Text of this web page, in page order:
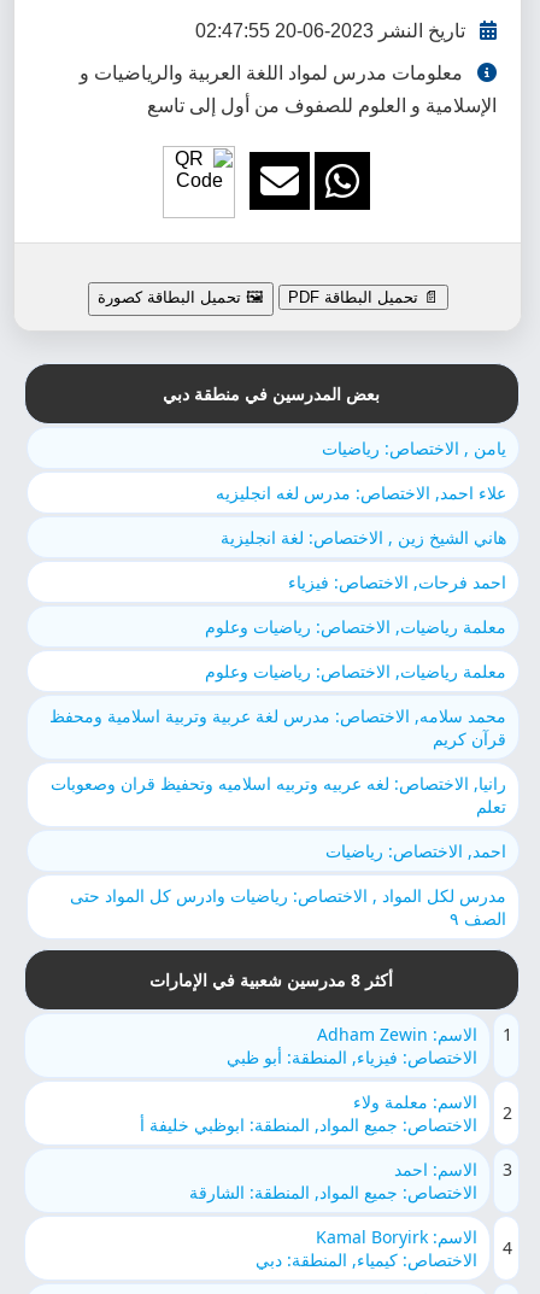
تاريخ النشر 2023-06-20 02:47:55
معلومات مدرس لمواد اللغة العربية والرياضيات و
الإسلامية و العلوم للصفوف من أول إلى تاسع
📄 تحميل البطاقة PDF 🖼️ تحميل البطاقة كصورة
بعض المدرسين في منطقة دبي
يامن , الاختصاص: رياضيات
علاء احمد, الاختصاص: مدرس لغه انجليزيه
هاني الشيخ زين , الاختصاص: لغة انجليزية
احمد فرحات, الاختصاص: فيزياء
معلمة رياضيات, الاختصاص: رياضيات وعلوم
معلمة رياضيات, الاختصاص: رياضيات وعلوم
محمد سلامه, الاختصاص: مدرس لغة عربية وتربية اسلامية ومحفظ
قرآن كريم
رانيا, الاختصاص: لغه عربيه وتربيه اسلاميه وتحفيظ قران وصعوبات
تعلم
احمد, الاختصاص: رياضيات
مدرس لكل المواد , الاختصاص: رياضيات وادرس كل المواد حتى
الصف ٩
أكثر 8 مدرسين شعبية في الإمارات
1
الاسم: Adham Zewin
الاختصاص: فيزياء, المنطقة: أبو ظبي
2
الاسم: معلمة ولاء
الاختصاص: جميع المواد, المنطقة: ابوظبي خليفة أ
3
الاسم: احمد
الاختصاص: جميع المواد, المنطقة: الشارقة
4
الاسم: Kamal Boryirk
الاختصاص: كيمياء, المنطقة: دبي